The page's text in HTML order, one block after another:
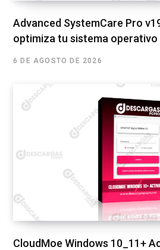
Advanced SystemCare Pro
optimiza tu sistema operativo
6 DE AGOSTO DE 2026
CloudMoe Windows 10_11+